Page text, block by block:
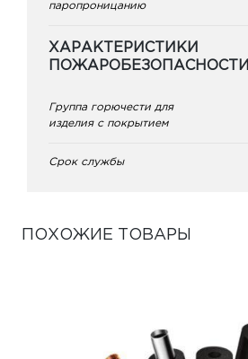
паропроницанию
ХАРАКТЕРИСТИКИ
ПОЖАРОБЕЗОПАСНОСТИ
Группа горючести для
изделия с покрытием
Срок службы
ПОХОЖИЕ ТОВАРЫ